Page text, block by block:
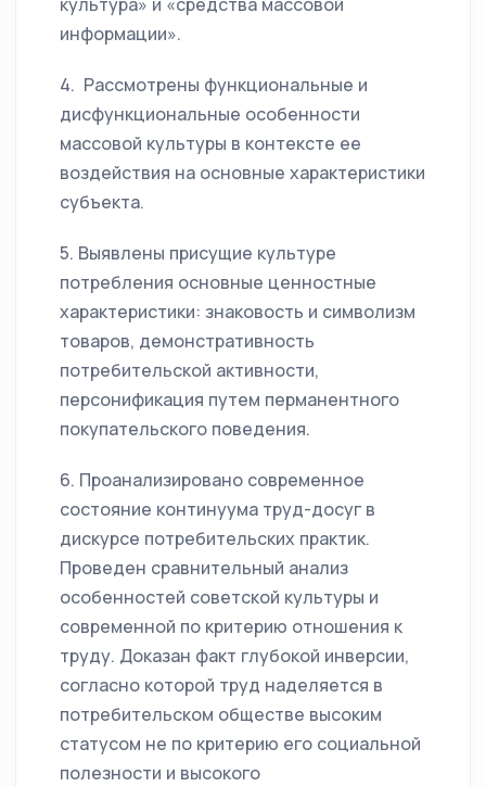
культура» и «средства массовой
информации».
4. Рассмотрены функциональные и
дисфункциональные особенности
массовой культуры в контексте ее
воздействия на основные характеристики
субъекта.
5. Выявлены присущие культуре
потребления основные ценностные
характеристики: знаковость и символизм
товаров, демонстративность
потребительской активности,
персонификация путем перманентного
покупательского поведения.
6. Проанализировано современное
состояние континуума труд-досуг в
дискурсе потребительских практик.
Проведен сравнительный анализ
особенностей советской культуры и
современной по критерию отношения к
труду. Доказан факт глубокой инверсии,
согласно которой труд наделяется в
потребительском обществе высоким
статусом не по критерию его социальной
полезности и высокого